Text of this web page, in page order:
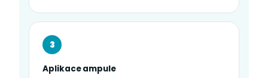
3
Aplikace ampule